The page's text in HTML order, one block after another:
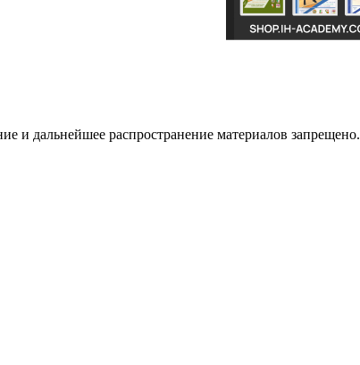
и дальнейшее распространение материалов запрещено.